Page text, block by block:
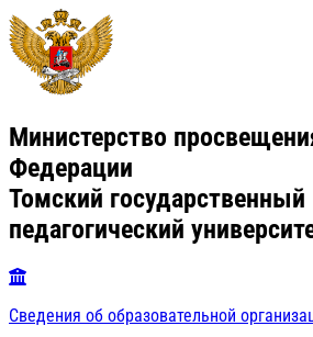
Министерство
Федерации
Томский государственный
педагогический
Сведения об образовательной